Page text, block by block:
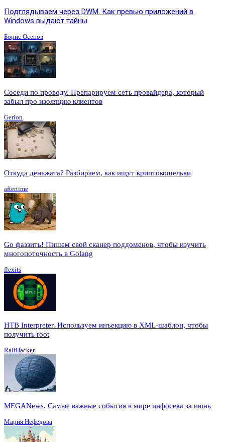
Подглядываем через DWM. Как превью приложений в
Windows выдают тайны
Борис Осепов
Соседи по проводу. Препарируем сеть провайдера, который
забыл про изоляцию клиентов
Gerion
Откуда деньжата? Разбираем, как ищут криптокошельки
aftertime
Go фаззить! Пишем свой сканер поддоменов, чтобы изучить
многопоточность в Golang
flexits
HTB Interpreter. Используем инъекцию в XML-шаблон, чтобы
получить root
RalfHacker
MEGANews. Cамые важные события в мире инфосека за июнь
Мария Нефёдова